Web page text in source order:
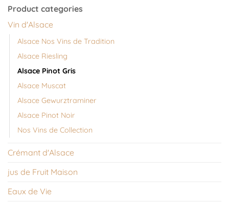
Product categories
Vin d'Alsace
Alsace Nos Vins de Tradition
Alsace Riesling
Alsace Pinot Gris
Alsace Muscat
Alsace Gewurztraminer
Alsace Pinot Noir
Nos Vins de Collection
Crémant d'Alsace
jus de Fruit Maison
Eaux de Vie